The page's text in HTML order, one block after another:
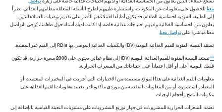
نشجع عملاءنا الذين يعانون من الحساسية الغذائية أو لديهم احتياجات غذائية خاصة على زيارةتواصل
معنا للحصول على معلومات عن المكونات، واستشارة طبيبهم لطرح الأسئلة المتعلقة بنظامهم الغذائي. نظراً
إلى الطبيعة الفردية لحساسية الطعام، قد يكون أطباء العملاء هم الأقدر على تقديم توصيات للعملاء الذين
يعانون من الحساسية الغذائية ولديهم احتياجات غذائية خاصة. إذا كانت لديك أسئلة حول طعامنا، يُرجى التواصل
معنا مباشرة علىتواصل معنا.
تستند النسبة المئوية للقيم الغذائية اليومية (DV) والكميات الغذائية الموصى بها RDIs إلى القيم غير المقيدة.
**
تستند النسبة المئوية للقيم الغذائية اليومية (DV) إلى نظام غذائي يحتوي على 2000 سعرة حرارية. قد تكون
قيمك اليومية أعلى أو أقل اعتماداً على احتياجاتك من السعرات الحرارية.
معلومات القيم الغذائية على هذا الموقع مستمدة من الاختبارات التي أجريت في المختبرات المعتمدة، أو
المصادر المنشورة، أو من المعلومات المقدمة من موردي ماكدونالدز. تعتمد معلومات القيم الغذائية على
مكونات المنتج وأحجام الوجبات.
تعتمد السعرات الحرارية للمشروبات في جهاز توزيع المشروبات على مستويات التعبئة القياسية بالإضافة إلى